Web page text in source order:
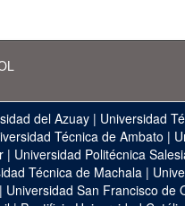
del Azuay | Universidad
Técnica de Ambato |
| Universidad Politécnica
Técnica de Machala |
| Universidad San Francisco de